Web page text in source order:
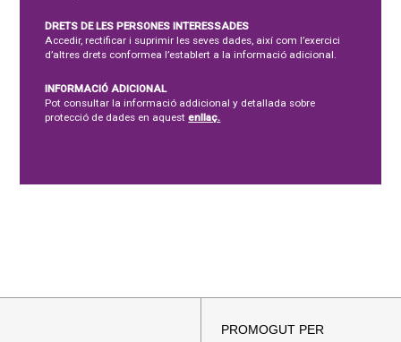
DRETS DE LES PERSONES INTERESSADES
Accedir, rectificar i suprimir les seves dades, així com l’exercici
d’altres drets conformea l’establert a la informació adicional.
INFORMACIÓ ADICIONAL
Pot consultar la informació addicional y detallada sobre
protecció de dades en aquestenllaç.
PROMOGUT PER